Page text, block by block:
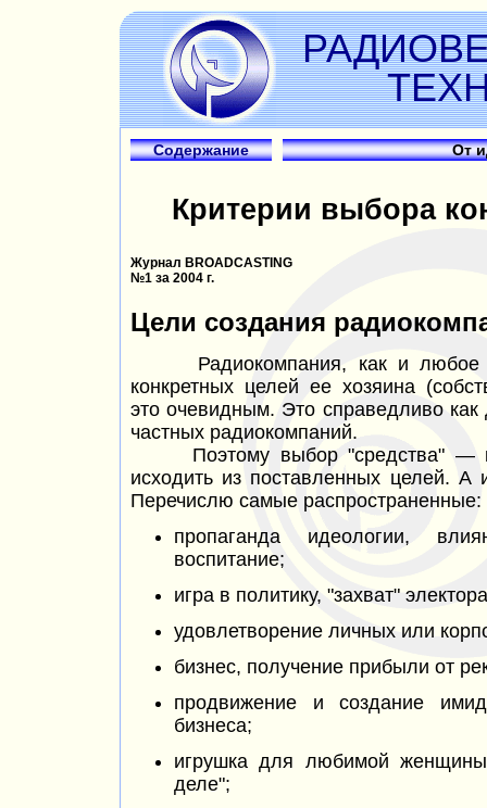
Содержание От
Критерии выбора
Журнал BROADCASTING
№1 за 2004 г.
Цели создания
Радиокомпания, как и любое
конкретных целей ее хозяина
это очевидным. Это справедливо как
частных радиокомпаний.
Поэтому выбор"средства" —
исходить из поставленных целей.
Перечислю самые распространенные:
пропаганда идеологии,
воспитание;
игра в политику, "захват"
удовлетворение личных или
бизнес, получение прибыли от
продвижение и создание
бизнеса;
игрушка для любимой
деле";